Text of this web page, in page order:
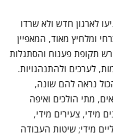
לארגון חדש ולא שרדו
ומלחיץ מאוד, המאפיין
תקופת פענוח והסתגלות
לערכים ולהתנהגויות.
נראה להם שונה,
מתי הולכים ואיפה
מידי, צעירים מידי,
מידי; שיטות העבודה